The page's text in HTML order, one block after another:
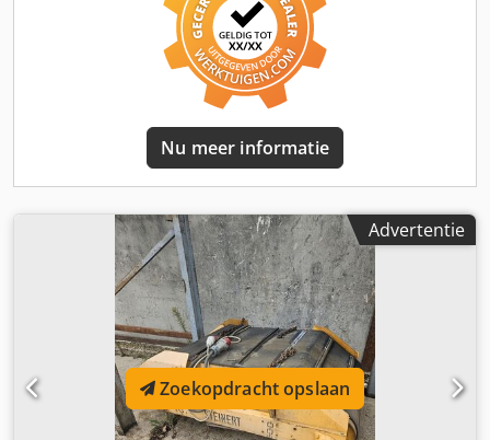
Nu meer informatie
Advertentie
Zoekopdracht opslaan